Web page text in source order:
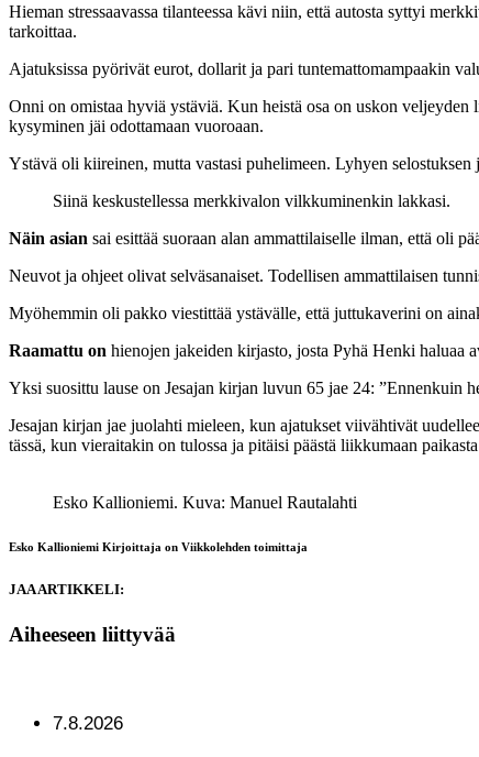
Hieman stressaavassa tilanteessa kävi niin, että autosta syttyi
tarkoittaa.
Ajatuksissa pyörivät eurot, dollarit ja pari tuntemattomampaakin
Onni on omistaa hyviä ystäviä. Kun heistä osa on uskon
kysyminen jäi odottamaan vuoroaan.
Ystävä oli kiireinen, mutta vastasi puhelimeen. Lyhyen
Siinä keskustellessa merkkivalon vilkkuminenkin lakkasi.
Näin asian sai esittää suoraan alan ammattilaiselle ilman, että oli
Neuvot ja ohjeet olivat selväsanaiset. Todellisen ammattilaisen
Myöhemmin oli pakko viestittää ystävälle, että juttukaverini on
Raamattu on hienojen jakeiden kirjasto, josta Pyhä Henki haluaa
Yksi suosittu lause on Jesajan kirjan luvun 65 jae 24: ”Ennenkuin
Jesajan kirjan jae juolahti mieleen, kun ajatukset viivähtivät
tässä, kun vieraitakin on tulossa ja pitäisi päästä liikkumaan
Esko Kallioniemi. Kuva: Manuel Rautalahti
Esko Kallioniemi Kirjoittaja on Viikkolehden toimittaja
JAA ARTIKKELI:
Aiheeseen liittyvää
7.8.2026